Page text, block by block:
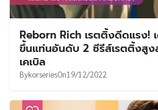
Reborn Rich เรตติ้งดีดแรง!
ขึ้นแท่นอันดับ 2 ซีรีส์เรตติ้งสู
เคเบิล
BykorseriesOn19/12/2022